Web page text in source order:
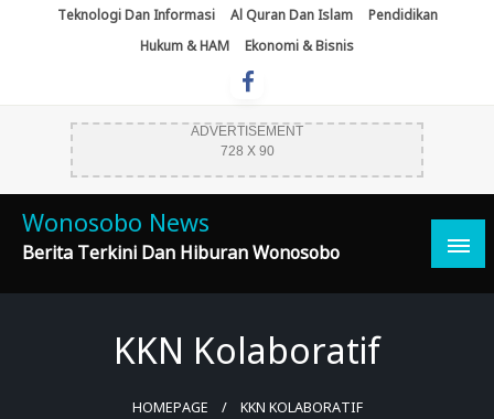
Teknologi Dan Informasi Al Quran Dan Islam
Pendidikan
Hukum & HAM
Ekonomi & Bisnis
ADVERTISEMENT
728 X 90
Wonosobo News
Berita Terkini Dan Hiburan Wonosobo
KKN Kolaboratif
HOMEPAGE KKN KOLABORATIF